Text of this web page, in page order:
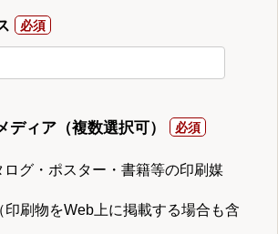
ディア（複数選択可）
ログ・ポスター・書籍等の印刷媒
印刷物をWeb上に掲載する場合も含